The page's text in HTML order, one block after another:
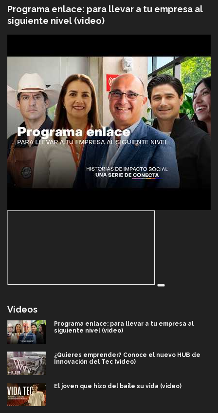
Programa enlace: para llevar a tu empresa al
siguiente nivel (video)
Videos
Programa enlace: para llevar a tu empresa al
siguiente nivel (video)
¿Quieres emprender? Conoce el nuevo HUB de
Innovación del Tec (video)
El joven que hizo del baile su vida (video)